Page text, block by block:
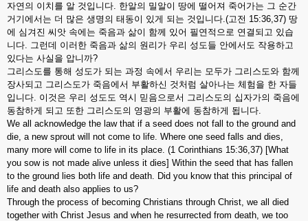
자연의 이치를 알 것입니다. 한알의 밀알이 땅에 떨어져 죽어가는 그 순간
거기에서는 더 많은 생명의 태동이 있게 되는 것입니다.(고전 15:36,37) 땅
에 심겨진 씨앗 속에는 죽음과 삶이 함께 있어 필연적으로 연결되고 있습
니다. 그런데 이러한 죽음과 삶의 원리가 우리 성도들 안에서도 작용하고
있다는 사실을 압니까?
그리스도를 통해 성도가 되는 과정 속에서 우리는 모두가 그리스도와 함께
장사되고 그리스도가 죽음에서 부활하신 것처럼 살아나는 체험을 한 자들
입니다. 이것은 우리 성도도 역시 믿음으로서 그리스도의 십자가의 죽음에
동참하게 되고 또한 그리스도의 영광의 부활에 동참하게 됩니다.
We all acknowledge the law that if a seed does not fall to the ground and
die, a new sprout will not come to life. Where one seed falls and dies,
many more will come to life in its place. (1 Corinthians 15:36,37) [What
you sow is not made alive unless it dies] Within the seed that has fallen
to the ground lies both life and death. Did you know that this principal of
life and death also applies to us?
Through the process of becoming Christians through Christ, we all died
together with Christ Jesus and when he resurrected from death, we too